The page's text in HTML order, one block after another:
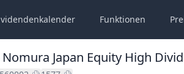
Funktionen
Nomura Japan Equity High